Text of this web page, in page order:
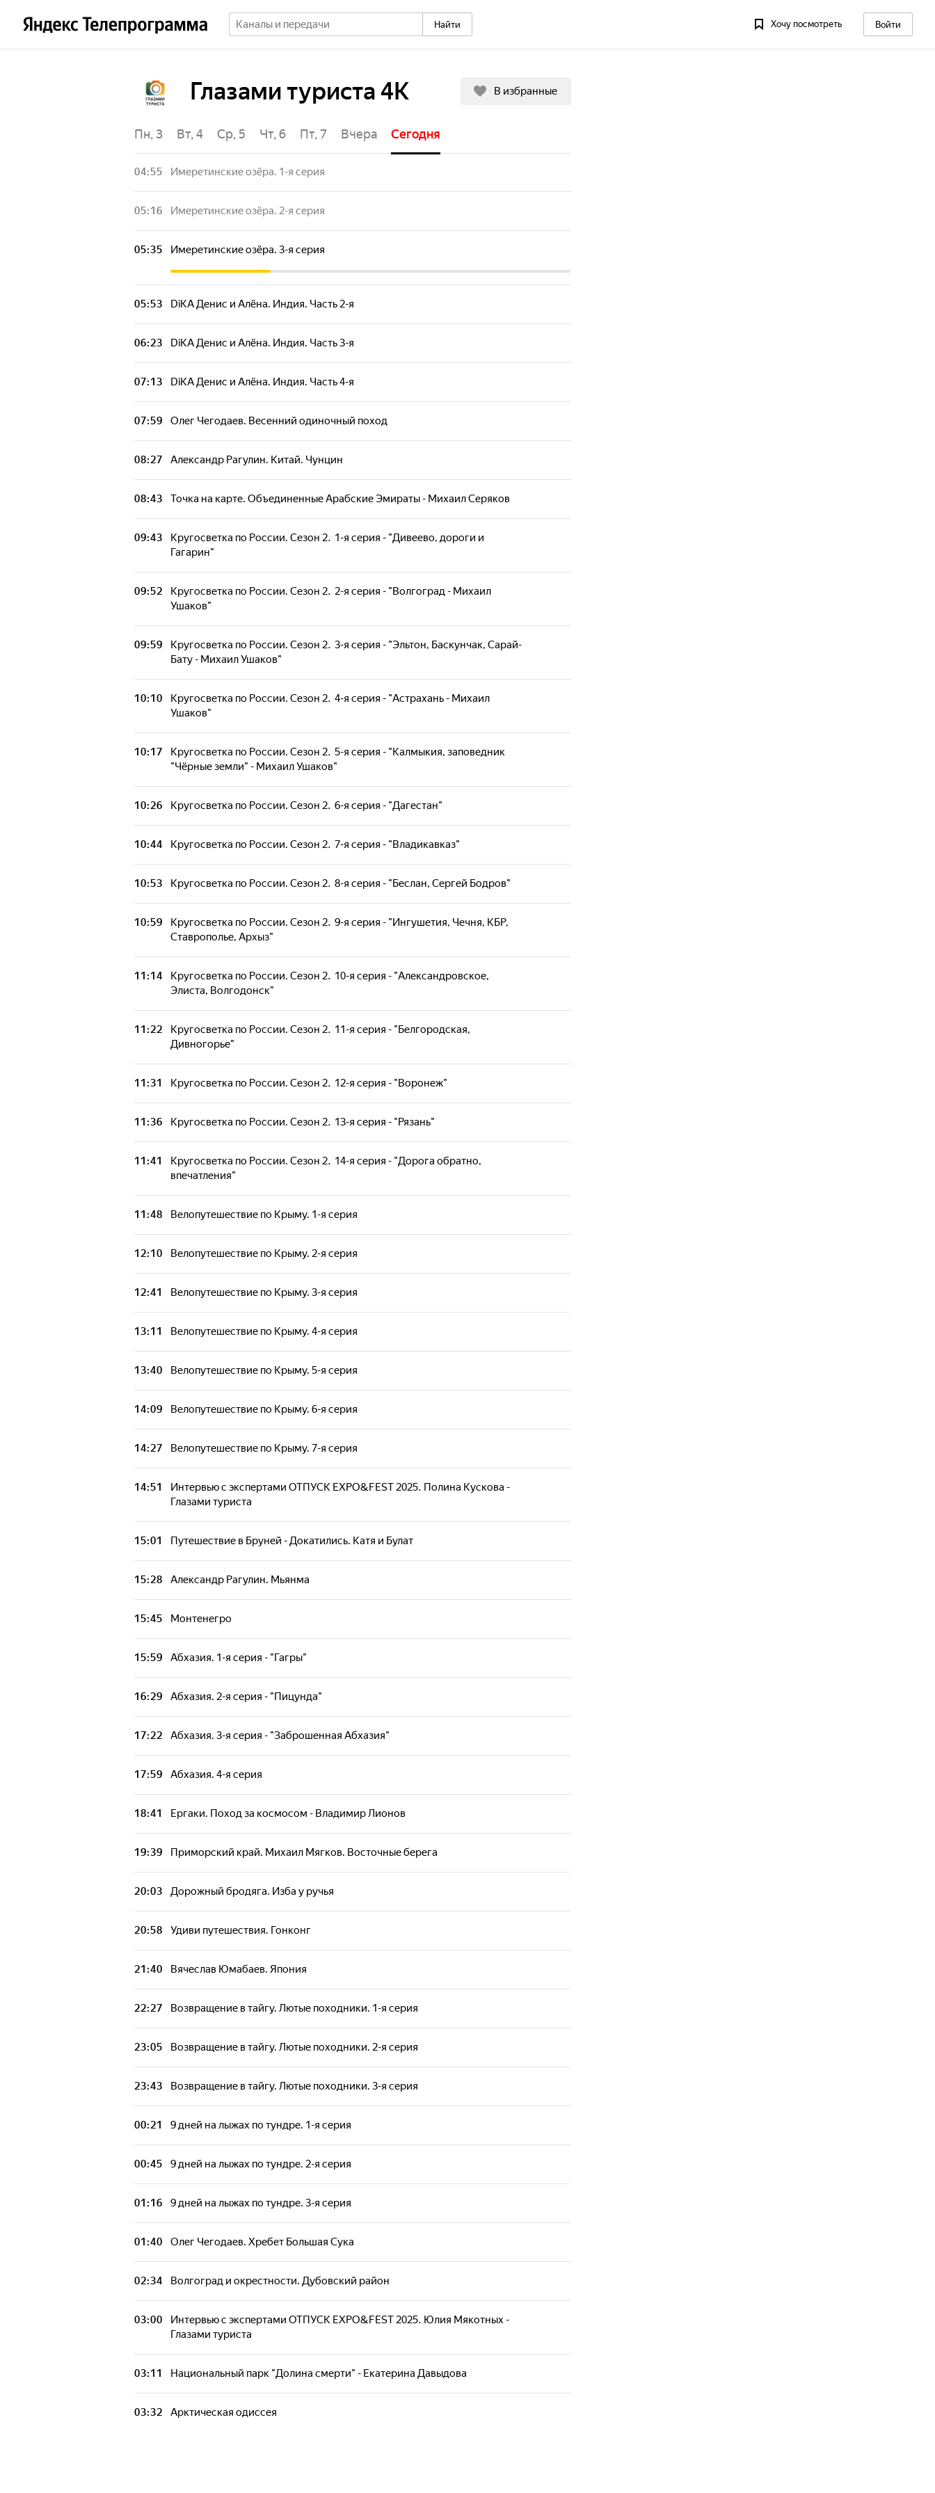
Найти Хочу посмотреть Войти
Глазами туриста 4К В избранные
Пн, 3 Вт, 4 Ср, 5 Чт, 6 Пт, 7 Вчера Сегодня
04:55 Имеретинские озёра. 1-я серия
05:16 Имеретинские озёра. 2-я серия
05:35 Имеретинские озёра. 3-я серия
05:53 DiKA Денис и Алёна. Индия. Часть 2-я
06:23 DiKA Денис и Алёна. Индия. Часть 3-я
07:13 DiKA Денис и Алёна. Индия. Часть 4-я
07:59 Олег Чегодаев. Весенний одиночный поход
08:27 Александр Рагулин. Китай. Чунцин
08:43 Точка на карте. Объединенные Арабские Эмираты - Михаил Серяков
09:43
Кругосветка по России. Сезон 2. 1-я серия - "Дивеево, дороги и
Гагарин"
09:52
Кругосветка по России. Сезон 2. 2-я серия - "Волгоград - Михаил
Ушаков"
09:59
Кругосветка по России. Сезон 2. 3-я серия - "Эльтон, Баскунчак, Сарай-
Бату - Михаил Ушаков"
10:10
Кругосветка по России. Сезон 2. 4-я серия - "Астрахань - Михаил
Ушаков"
10:17
Кругосветка по России. Сезон 2. 5-я серия - "Калмыкия, заповедник
"Чёрные земли" - Михаил Ушаков"
10:26 Кругосветка по России. Сезон 2. 6-я серия - "Дагестан"
10:44 Кругосветка по России. Сезон 2. 7-я серия - "Владикавказ"
10:53 Кругосветка по России. Сезон 2. 8-я серия - "Беслан, Сергей Бодров"
10:59
Кругосветка по России. Сезон 2. 9-я серия - "Ингушетия, Чечня, КБР,
Ставрополье, Архыз"
11:14
Кругосветка по России. Сезон 2. 10-я серия - "Александровское,
Элиста, Волгодонск"
11:22
Кругосветка по России. Сезон 2. 11-я серия - "Белгородская,
Дивногорье"
11:31 Кругосветка по России. Сезон 2. 12-я серия - "Воронеж"
11:36 Кругосветка по России. Сезон 2. 13-я серия - "Рязань"
11:41
Кругосветка по России. Сезон 2. 14-я серия - "Дорога обратно,
впечатления"
11:48 Велопутешествие по Крыму. 1-я серия
12:10 Велопутешествие по Крыму. 2-я серия
12:41 Велопутешествие по Крыму. 3-я серия
13:11 Велопутешествие по Крыму. 4-я серия
13:40 Велопутешествие по Крыму. 5-я серия
14:09 Велопутешествие по Крыму. 6-я серия
14:27 Велопутешествие по Крыму. 7-я серия
14:51
Интервью с экспертами ОТПУСК EXPO&FEST 2025. Полина Кускова -
Глазами туриста
15:01 Путешествие в Бруней - Докатились. Катя и Булат
15:28 Александр Рагулин. Мьянма
15:45 Монтенегро
15:59 Абхазия. 1-я серия - "Гагры"
16:29 Абхазия. 2-я серия - "Пицунда"
17:22 Абхазия. 3-я серия - "Заброшенная Абхазия"
17:59 Абхазия. 4-я серия
18:41 Ергаки. Поход за космосом - Владимир Лионов
19:39 Приморский край. Михаил Мягков. Восточные берега
20:03 Дорожный бродяга. Изба у ручья
20:58 Удиви путешествия. Гонконг
21:40 Вячеслав Юмабаев. Япония
22:27 Возвращение в тайгу. Лютые походники. 1-я серия
23:05 Возвращение в тайгу. Лютые походники. 2-я серия
23:43 Возвращение в тайгу. Лютые походники. 3-я серия
00:21 9 дней на лыжах по тундре. 1-я серия
00:45 9 дней на лыжах по тундре. 2-я серия
01:16 9 дней на лыжах по тундре. 3-я серия
01:40 Олег Чегодаев. Хребет Большая Сука
02:34 Волгоград и окрестности. Дубовский район
03:00
Интервью с экспертами ОТПУСК EXPO&FEST 2025. Юлия Мякотных -
Глазами туриста
03:11 Национальный парк "Долина смерти" - Екатерина Давыдова
03:32 Арктическая одиссея